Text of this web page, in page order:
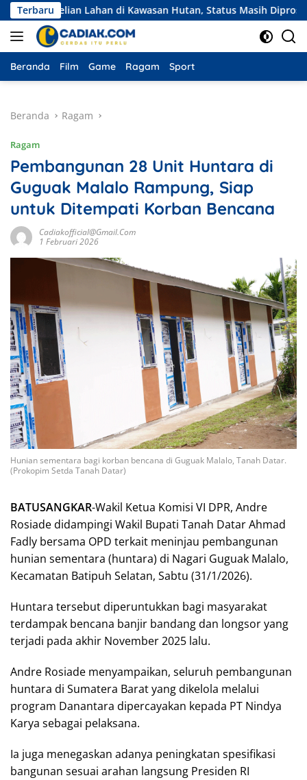
Langsung
ke
konten
Terbaru
Lahan di Kawasan Hutan, Status Masih Diproses
Beranda Film Game Ragam Sport
Beranda Ragam
Ragam
Pembangunan 28 Unit Huntara di
Guguak Malalo Rampung, Siap
untuk Ditempati Korban Bencana
Cadiakofficial@gmail.com
1 Februari 2026
Hunian sementara bagi korban bencana di Guguak Malalo, Tanah Datar.
(Prokopim Setda Tanah Datar)
BATUSANGKAR-Wakil Ketua Komisi VI DPR, Andre
Rosiade didampingi Wakil Bupati Tanah Datar Ahmad
Fadly bersama OPD terkait meninjau pembangunan
hunian sementara (huntara) di Nagari Guguak Malalo,
Kecamatan Batipuh Selatan, Sabtu (31/1/2026).
Huntara tersebut diperuntukkan bagi masyarakat
terdampak bencana banjir bandang dan longsor yang
terjadi pada akhir November 2025 lalu.
Andre Rosiade menyampaikan, seluruh pembangunan
huntara di Sumatera Barat yang dikelola melalui
program Danantara dipercayakan kepada PT Nindya
Karya sebagai pelaksana.
Ia juga menegaskan adanya peningkatan spesifikasi
bangunan sesuai arahan langsung Presiden RI